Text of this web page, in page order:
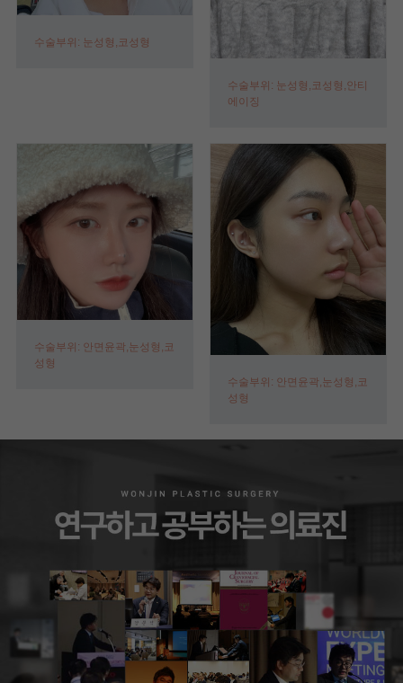
수술부위: 눈성형,코성형
수술부위: 눈성형,코성형,안티
에이징
수술부위: 안면윤곽,눈성형,코
성형
수술부위: 안면윤곽,눈성형,코
성형